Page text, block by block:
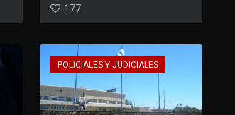
177
POLICIALES Y JUDICIALES